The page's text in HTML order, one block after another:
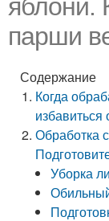
яблони.
парши
Содержание
Когда
Обработка
Уборка